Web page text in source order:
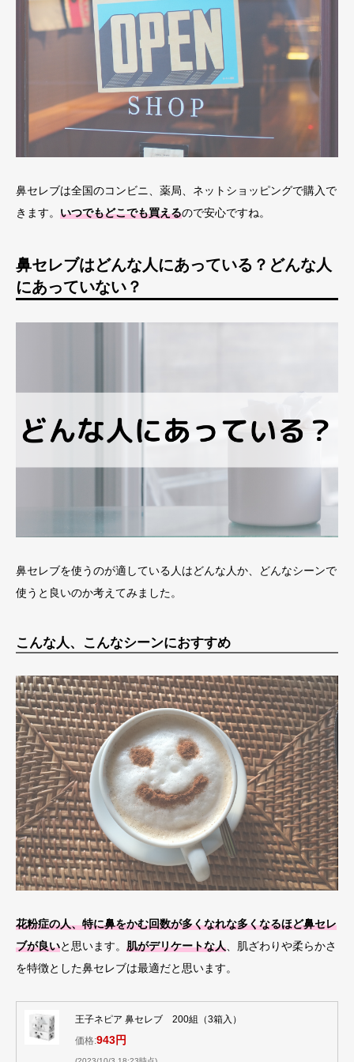
鼻セレブは全国のコンビニ、薬局、ネットショッピングで購入で
きます。 いつでもどこでも買えるので安心ですね。
鼻セレブはどんな人にあっている？どんな人
にあっていない？
鼻セレブを使うのが適している人はどんな人か、どんなシーンで
使うと良いのか考えてみました。
こんな人、こんなシーンにおすすめ
花粉症の人、特に鼻をかむ回数が多くなれな多くなるほど鼻セレ
ブが良いと思います。 肌がデリケートな人 、肌ざわりや柔らかさ
を特徴とした鼻セレブは最適だと思います。
王子ネピア 鼻セレブ 200組（3箱入）
価格:943円